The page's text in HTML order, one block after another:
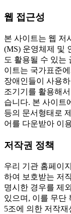
웹 접근성
본 사이트는 웹 저
(MS) 운영체제 및
도 활용될 수 있는
이트는 국가표준
장애인들이 사용하
조기기를 활용해
습니다. 본 사이트
등의 문서형태로
어를 다운받아 이
저작권 정책
우리 기관 홈페이
하여 보호받는 저
명시한 경우를 제
있으며, 이를 무단
5조에 의한 저작